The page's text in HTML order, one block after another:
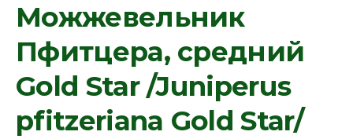
Можжевельник
Пфитцера, средний
Gold Star /Juniperus
pfitzeriana Gold Star/